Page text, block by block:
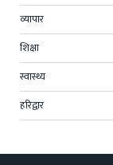
व्यापार
शिक्षा
स्वास्थ्य
हरिद्वार